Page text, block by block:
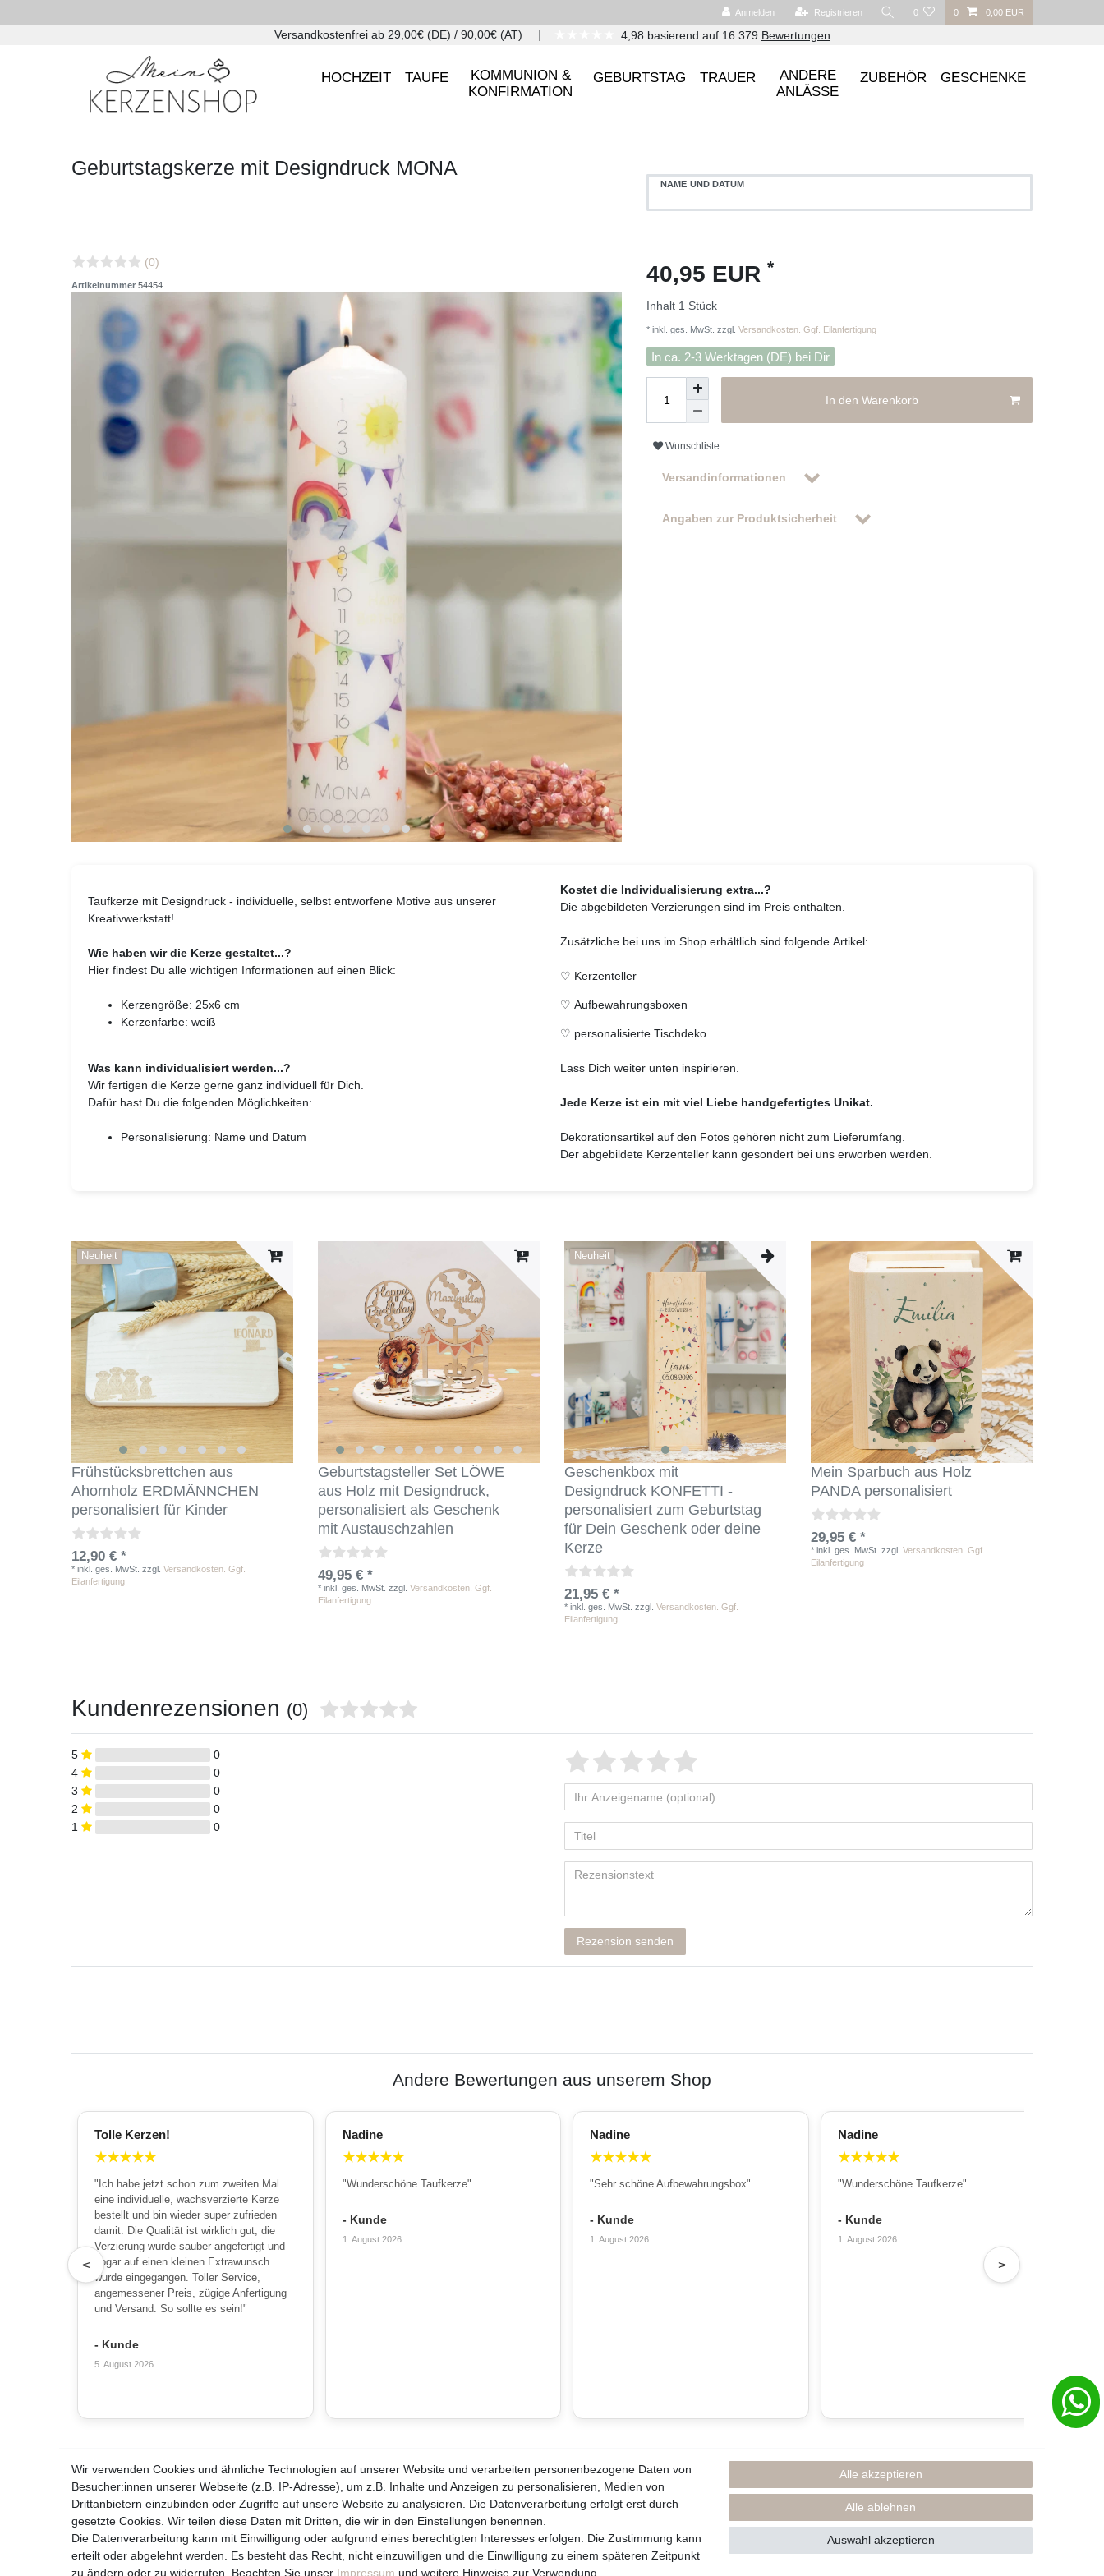
Anmelden Registrieren 0 0 0,00 EUR
Versandkostenfrei ab 29,00€ (DE) / 90,00€ (AT) 4,98 basierend auf 16.379 Bewertungen
HOCHZEIT TAUFE
KOMMUNION &
KONFIRMATION
GEBURTSTAG TRAUER
ANDERE
ANLÄSSE
ZUBEHÖR GESCHENKE
Geburtstagskerze mit Designdruck MONA
(0)
Artikelnummer 54454
NAME UND DATUM
40,95 EUR *
Inhalt 1 Stück
* inkl. ges. MwSt. zzgl. Versandkosten. Ggf. Eilanfertigung
In ca. 2-3 Werktagen (DE) bei Dir
In den Warenkorb
Wunschliste
Versandinformationen
Angaben zur Produktsicherheit
Taufkerze mit Designdruck - individuelle, selbst entworfene Motive aus unserer
Kreativwerkstatt!
Wie haben wir die Kerze gestaltet...?
Hier findest Du alle wichtigen Informationen auf einen Blick:
Kerzengröße: 25x6 cm
Kerzenfarbe: weiß
Was kann individualisiert werden...?
Wir fertigen die Kerze gerne ganz individuell für Dich.
Dafür hast Du die folgenden Möglichkeiten:
Personalisierung: Name und Datum
Kostet die Individualisierung extra...?
Die abgebildeten Verzierungen sind im Preis enthalten.
Zusätzliche bei uns im Shop erhältlich sind folgende Artikel:
♡ Kerzenteller
♡ Aufbewahrungsboxen
♡ personalisierte Tischdeko
Lass Dich weiter unten inspirieren.
Jede Kerze ist ein mit viel Liebe handgefertigtes Unikat.
Dekorationsartikel auf den Fotos gehören nicht zum Lieferumfang.
Der abgebildete Kerzenteller kann gesondert bei uns erworben werden.
Neuheit
Frühstücksbrettchen aus
Ahornholz ERDMÄNNCHEN
personalisiert für Kinder
12,90 € *
* inkl. ges. MwSt. zzgl. Versandkosten. Ggf.
Eilanfertigung
Geburtstagsteller Set LÖWE
aus Holz mit Designdruck,
personalisiert als Geschenk
mit Austauschzahlen
49,95 € *
* inkl. ges. MwSt. zzgl. Versandkosten. Ggf.
Eilanfertigung
Neuheit
Geschenkbox mit
Designdruck KONFETTI -
personalisiert zum Geburtstag
für Dein Geschenk oder deine
Kerze
21,95 € *
* inkl. ges. MwSt. zzgl. Versandkosten. Ggf.
Eilanfertigung
Mein Sparbuch aus Holz
PANDA personalisiert
29,95 € *
* inkl. ges. MwSt. zzgl. Versandkosten. Ggf.
Eilanfertigung
Kundenrezensionen (0)
5
0
4
0
3
0
2
0
1
0
Rezension senden
Andere Bewertungen aus unserem Shop
Tolle Kerzen!
★★★★★
"Ich habe jetzt schon zum zweiten Mal
eine individuelle, wachsverzierte Kerze
bestellt und bin wieder super zufrieden
damit. Die Qualität ist wirklich gut, die
Verzierung wurde sauber angefertigt und
sogar auf einen kleinen Extrawunsch
wurde eingegangen. Toller Service,
angemessener Preis, zügige Anfertigung
und Versand. So sollte es sein!"
- Kunde
5. August 2026
Nadine
★★★★★
"Wunderschöne Taufkerze"
- Kunde
1. August 2026
Nadine
★★★★★
"Sehr schöne Aufbewahrungsbox"
- Kunde
1. August 2026
Nadine
★★★★★
"Wunderschöne Taufkerze"
- Kunde
1. August 2026
< >
Alles zum Bestellen
Kontakt
Häufige Fragen
Zahlungsmöglichkeiten
Versandbedingungen
Widerrufsrecht
Über uns und unsere Kerzen
Team
Unternehmen / Philosophie
Kerzenpflege und Abbrennhinweise
Unsere Kerzenlieferanten
Du erreichst uns von
Montag bis Freitag 10 bis 17 Uhr
Telefonisch und per Whatsapp
erreichst Du uns unter:
Rechtliches
Impressum
AGB
Datenschutzerklärung
* Preise inkl. MwSt., zzgl. Versand(DE)
Wir verwenden Cookies und ähnliche Technologien auf unserer Website und verarbeiten personenbezogene Daten von
Besucher:innen unserer Webseite (z.B. IP-Adresse), um z.B. Inhalte und Anzeigen zu personalisieren, Medien von
Drittanbietern einzubinden oder Zugriffe auf unsere Website zu analysieren. Die Datenverarbeitung erfolgt erst durch
gesetzte Cookies. Wir teilen diese Daten mit Dritten, die wir in den Einstellungen benennen.
Die Datenverarbeitung kann mit Einwilligung oder aufgrund eines berechtigten Interesses erfolgen. Die Zustimmung kann
erteilt oder abgelehnt werden. Es besteht das Recht, nicht einzuwilligen und die Einwilligung zu einem späteren Zeitpunkt
zu ändern oder zu widerrufen. Beachten Sie unser Impressum und weitere Hinweise zur Verwendung
Alle akzeptieren
Alle ablehnen
Auswahl akzeptieren